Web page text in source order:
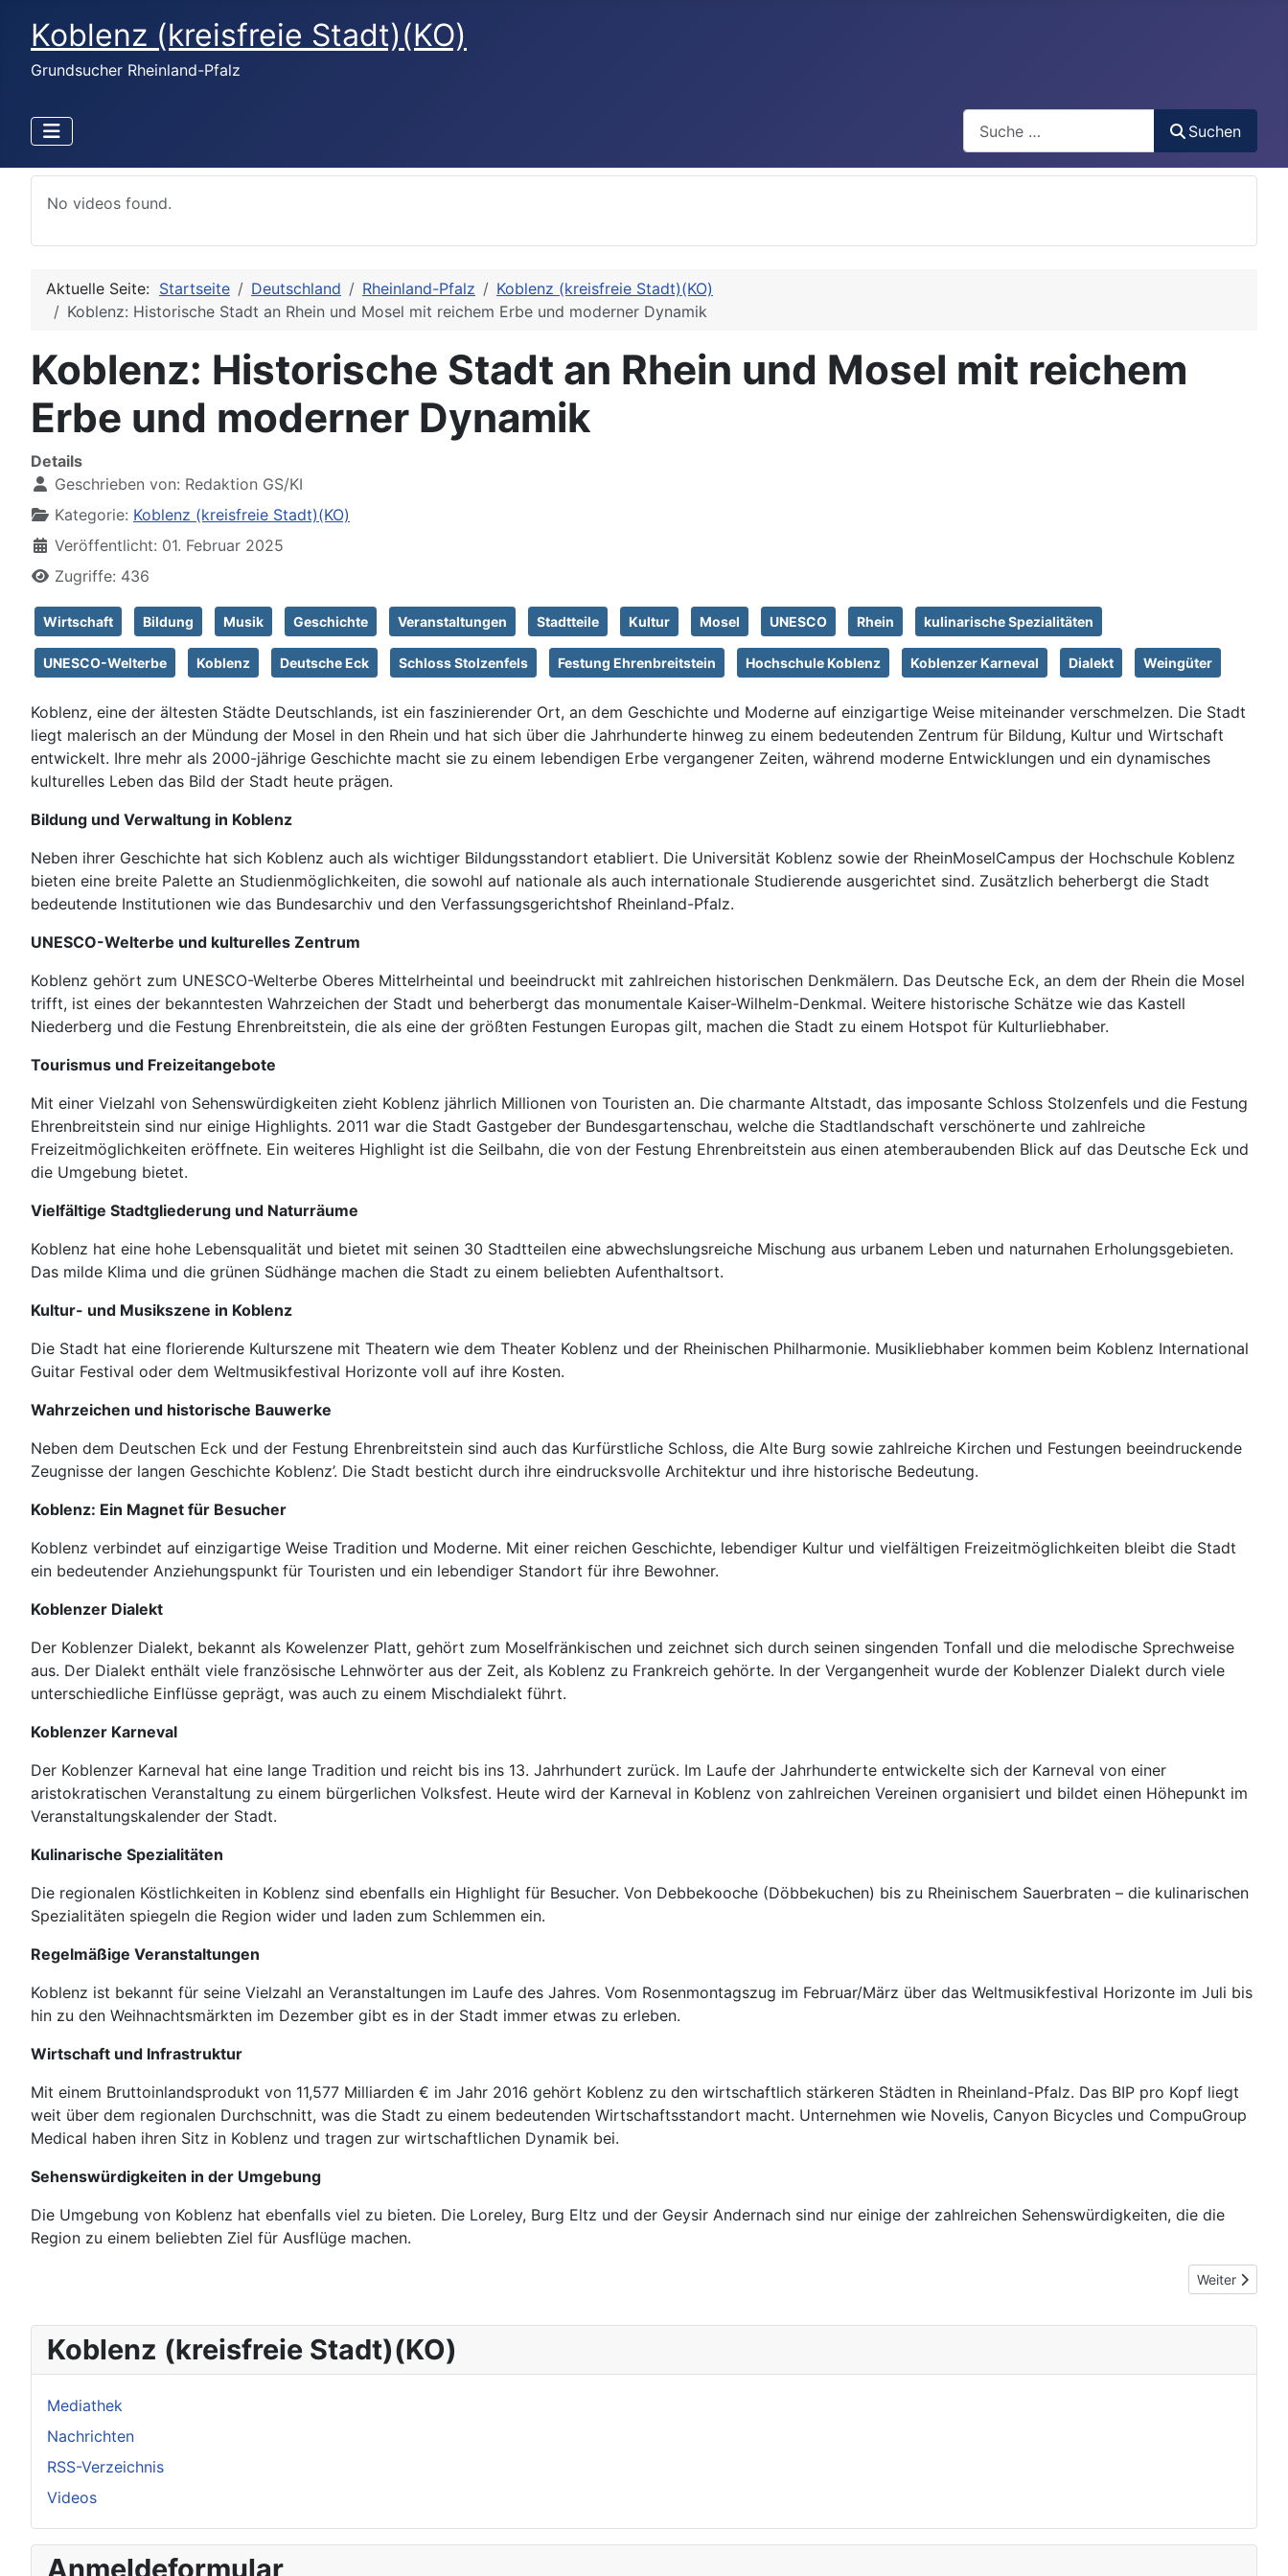
Koblenz (kreisfreie Stadt)(KO)
Grundsucher Rheinland-Pfalz
Suchen
No videos found.
Aktuelle Seite: Startseite Deutschland Rheinland-Pfalz
Koblenz (kreisfreie Stadt)(KO)
Koblenz: Historische Stadt an Rhein und Mosel mit reichem Erbe und moderner Dynamik
Koblenz: Historische Stadt an Rhein und Mosel mit reichem
Erbe und moderner Dynamik
Details
Geschrieben von: Redaktion GS/KI
Kategorie: Koblenz (kreisfreie Stadt)(KO)
Veröffentlicht: 01. Februar 2025
Zugriffe: 436
Wirtschaft Bildung Musik Geschichte Veranstaltungen Stadtteile Kultur Mosel UNESCO Rhein kulinarische Spezialitäten
UNESCO-Welterbe Koblenz Deutsche Eck Schloss Stolzenfels Festung Ehrenbreitstein Hochschule Koblenz Koblenzer Karneval Dialekt Weingüter
Koblenz, eine der ältesten Städte Deutschlands, ist ein faszinierender Ort, an dem Geschichte und Moderne auf einzigartige Weise miteinander verschmelzen. Die Stadt
liegt malerisch an der Mündung der Mosel in den Rhein und hat sich über die Jahrhunderte hinweg zu einem bedeutenden Zentrum für Bildung, Kultur und Wirtschaft
entwickelt. Ihre mehr als 2000-jährige Geschichte macht sie zu einem lebendigen Erbe vergangener Zeiten, während moderne Entwicklungen und ein dynamisches
kulturelles Leben das Bild der Stadt heute prägen.
Bildung und Verwaltung in Koblenz
Neben ihrer Geschichte hat sich Koblenz auch als wichtiger Bildungsstandort etabliert. Die Universität Koblenz sowie der RheinMoselCampus der Hochschule Koblenz
bieten eine breite Palette an Studienmöglichkeiten, die sowohl auf nationale als auch internationale Studierende ausgerichtet sind. Zusätzlich beherbergt die Stadt
bedeutende Institutionen wie das Bundesarchiv und den Verfassungsgerichtshof Rheinland-Pfalz.
UNESCO-Welterbe und kulturelles Zentrum
Koblenz gehört zum UNESCO-Welterbe Oberes Mittelrheintal und beeindruckt mit zahlreichen historischen Denkmälern. Das Deutsche Eck, an dem der Rhein die Mosel
trifft, ist eines der bekanntesten Wahrzeichen der Stadt und beherbergt das monumentale Kaiser-Wilhelm-Denkmal. Weitere historische Schätze wie das Kastell
Niederberg und die Festung Ehrenbreitstein, die als eine der größten Festungen Europas gilt, machen die Stadt zu einem Hotspot für Kulturliebhaber.
Tourismus und Freizeitangebote
Mit einer Vielzahl von Sehenswürdigkeiten zieht Koblenz jährlich Millionen von Touristen an. Die charmante Altstadt, das imposante Schloss Stolzenfels und die Festung
Ehrenbreitstein sind nur einige Highlights. 2011 war die Stadt Gastgeber der Bundesgartenschau, welche die Stadtlandschaft verschönerte und zahlreiche
Freizeitmöglichkeiten eröffnete. Ein weiteres Highlight ist die Seilbahn, die von der Festung Ehrenbreitstein aus einen atemberaubenden Blick auf das Deutsche Eck und
die Umgebung bietet.
Vielfältige Stadtgliederung und Naturräume
Koblenz hat eine hohe Lebensqualität und bietet mit seinen 30 Stadtteilen eine abwechslungsreiche Mischung aus urbanem Leben und naturnahen Erholungsgebieten.
Das milde Klima und die grünen Südhänge machen die Stadt zu einem beliebten Aufenthaltsort.
Kultur- und Musikszene in Koblenz
Die Stadt hat eine florierende Kulturszene mit Theatern wie dem Theater Koblenz und der Rheinischen Philharmonie. Musikliebhaber kommen beim Koblenz International
Guitar Festival oder dem Weltmusikfestival Horizonte voll auf ihre Kosten.
Wahrzeichen und historische Bauwerke
Neben dem Deutschen Eck und der Festung Ehrenbreitstein sind auch das Kurfürstliche Schloss, die Alte Burg sowie zahlreiche Kirchen und Festungen beeindruckende
Zeugnisse der langen Geschichte Koblenz’. Die Stadt besticht durch ihre eindrucksvolle Architektur und ihre historische Bedeutung.
Koblenz: Ein Magnet für Besucher
Koblenz verbindet auf einzigartige Weise Tradition und Moderne. Mit einer reichen Geschichte, lebendiger Kultur und vielfältigen Freizeitmöglichkeiten bleibt die Stadt
ein bedeutender Anziehungspunkt für Touristen und ein lebendiger Standort für ihre Bewohner.
Koblenzer Dialekt
Der Koblenzer Dialekt, bekannt als Kowelenzer Platt, gehört zum Moselfränkischen und zeichnet sich durch seinen singenden Tonfall und die melodische Sprechweise
aus. Der Dialekt enthält viele französische Lehnwörter aus der Zeit, als Koblenz zu Frankreich gehörte. In der Vergangenheit wurde der Koblenzer Dialekt durch viele
unterschiedliche Einflüsse geprägt, was auch zu einem Mischdialekt führt.
Koblenzer Karneval
Der Koblenzer Karneval hat eine lange Tradition und reicht bis ins 13. Jahrhundert zurück. Im Laufe der Jahrhunderte entwickelte sich der Karneval von einer
aristokratischen Veranstaltung zu einem bürgerlichen Volksfest. Heute wird der Karneval in Koblenz von zahlreichen Vereinen organisiert und bildet einen Höhepunkt im
Veranstaltungskalender der Stadt.
Kulinarische Spezialitäten
Die regionalen Köstlichkeiten in Koblenz sind ebenfalls ein Highlight für Besucher. Von Debbekooche (Döbbekuchen) bis zu Rheinischem Sauerbraten – die kulinarischen
Spezialitäten spiegeln die Region wider und laden zum Schlemmen ein.
Regelmäßige Veranstaltungen
Koblenz ist bekannt für seine Vielzahl an Veranstaltungen im Laufe des Jahres. Vom Rosenmontagszug im Februar/März über das Weltmusikfestival Horizonte im Juli bis
hin zu den Weihnachtsmärkten im Dezember gibt es in der Stadt immer etwas zu erleben.
Wirtschaft und Infrastruktur
Mit einem Bruttoinlandsprodukt von 11,577 Milliarden € im Jahr 2016 gehört Koblenz zu den wirtschaftlich stärkeren Städten in Rheinland-Pfalz. Das BIP pro Kopf liegt
weit über dem regionalen Durchschnitt, was die Stadt zu einem bedeutenden Wirtschaftsstandort macht. Unternehmen wie Novelis, Canyon Bicycles und CompuGroup
Medical haben ihren Sitz in Koblenz und tragen zur wirtschaftlichen Dynamik bei.
Sehenswürdigkeiten in der Umgebung
Die Umgebung von Koblenz hat ebenfalls viel zu bieten. Die Loreley, Burg Eltz und der Geysir Andernach sind nur einige der zahlreichen Sehenswürdigkeiten, die die
Region zu einem beliebten Ziel für Ausflüge machen.
Nächster
Weiter
Koblenz (kreisfreie Stadt)(KO)
Mediathek
Nachrichten
RSS-Verzeichnis
Videos
Anmeldeformular